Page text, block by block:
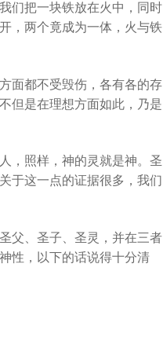
们把一块铁放在火中，同时
，两个竟成为一体，火与铁
面都不受毁伤，各有各的存
但是在理想方面如此，乃是
，照样，神的灵就是神。圣
于这一点的证据很多，我们
父、圣子、圣灵，并在三者
性，以下的话说得十分清